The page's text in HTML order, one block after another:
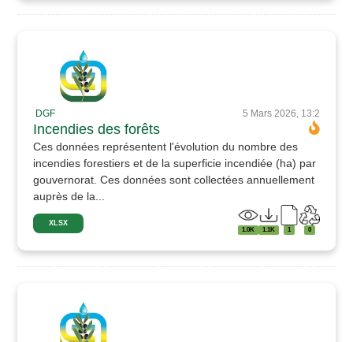
DGF 5 Mars 2026, 13:2
Incendies des forêts
Ces données représentent l'évolution du nombre des
incendies forestiers et de la superficie incendiée (ha) par
gouvernorat. Ces données sont collectées annuellement
auprès de la...
XLSX
1.0K 1.1K 1 0